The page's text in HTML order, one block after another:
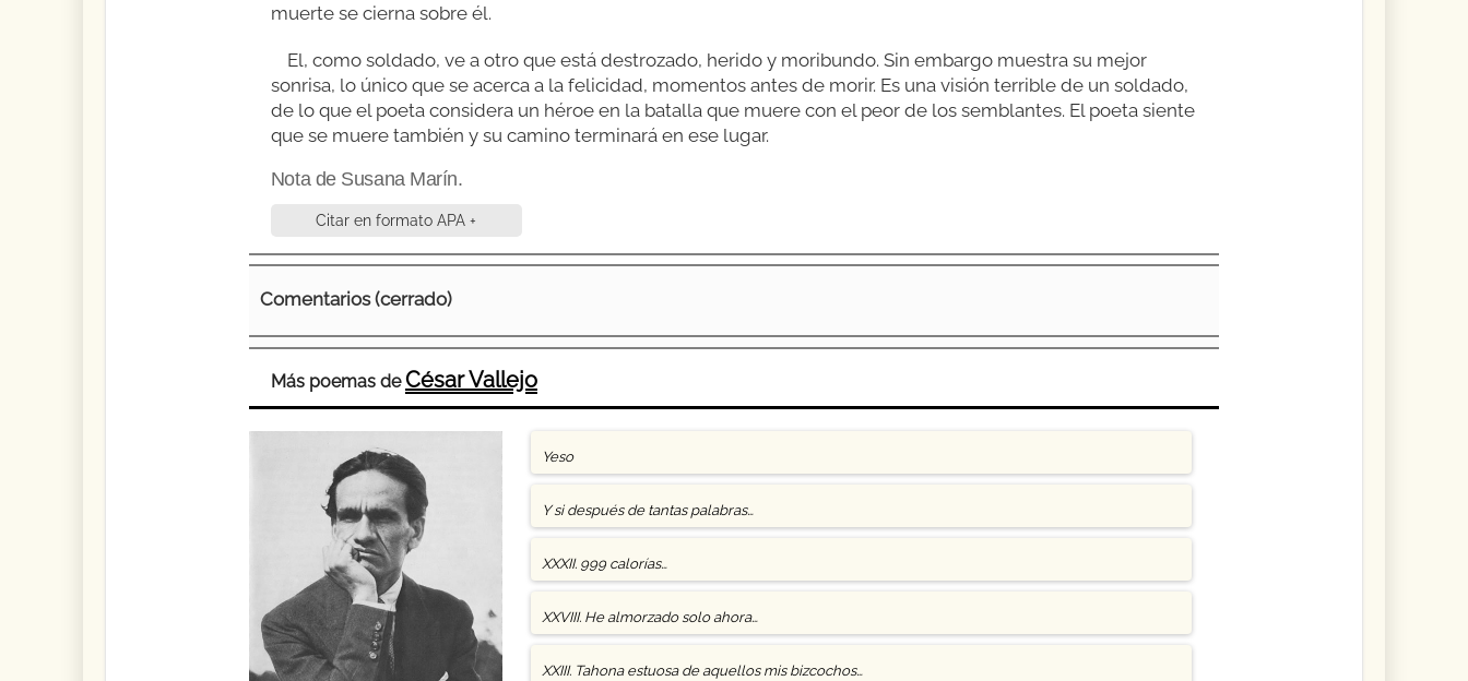
muerte se cierna sobre él.
El, como soldado, ve a otro que está destrozado, herido y moribundo. Sin embargo muestra su mejor
sonrisa, lo único que se acerca a la felicidad, momentos antes de morir. Es una visión terrible de un soldado,
de lo que el poeta considera un héroe en la batalla que muere con el peor de los semblantes. El poeta siente
que se muere también y su camino terminará en ese lugar.
Nota de Susana Marín.
Citar en formato APA +
Comentarios (cerrado)
Más poemas deCésar Vallejo
Yeso
Y si después de tantas palabras…
XXXII. 999 calorías…
XXVIII. He almorzado solo ahora…
XXIII. Tahona estuosa de aquellos mis bizcochos…